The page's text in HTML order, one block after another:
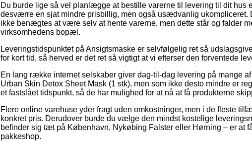
Du burde lige så vel planlægge at bestille varerne til levering til dit hus
desværre en sjat mindre prisbillig, men også usædvanlig ukompliceret.
ikke benægtes at være selv at hente varerne, men dette står og falder
virksomhedens bopæl.
Leveringstidspunktet på Ansigtsmaske er selvfølgelig ret så
for kort tid, så herved er det ret så vigtigt at vi efterser den forventede
En lang række internet selskaber giver dag-til-dag levering på mange
Urban Skin Detox Sheet Mask (1 stk), men som ikke desto mindre er
et fastslået tidspunkt, så de har mulighed for at nå at få produkterne
Flere online varehuse yder fragt uden omkostninger, men i de fleste
konkret pris. Derudover burde du vælge den mindst kostelige
befinder sig tæt på København, Nykøbing Falster eller Hørning – er at
pakkeshop.